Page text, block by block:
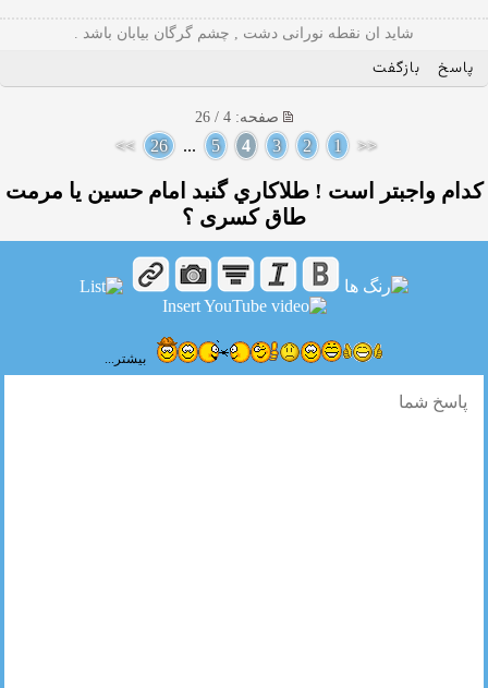
شاید ان نقطه نورانی دشت , چشم گرگان بیابان باشد .
پاسخ بازگفت
صفحه: 4 / 26
<<
1
2
3
4
5
...
26
>>
کدام واجبتر است ! طلاکاري گنبد امام حسين يا مرمت
طاق كسری ؟
بیشتر...